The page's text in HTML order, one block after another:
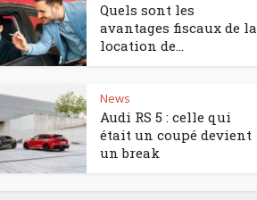
Quels sont les
avantages fiscaux de la
location de...
News
Audi RS 5 : celle qui
était un coupé devient
un break